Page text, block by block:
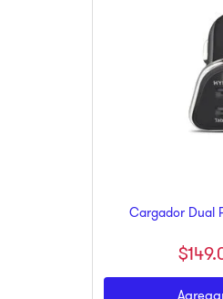
Cargador Dual
$149.